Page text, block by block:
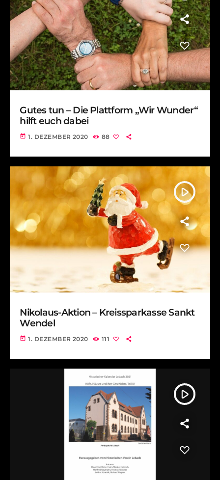
Gutes tun – Die Plattform „Wir Wunder“
hilft euch dabei
today 1. DEZEMBER 2020 88
play_arrow
Nikolaus-Aktion – Kreissparkasse Sankt
Wendel
today 1. DEZEMBER 2020 111
play_arrow